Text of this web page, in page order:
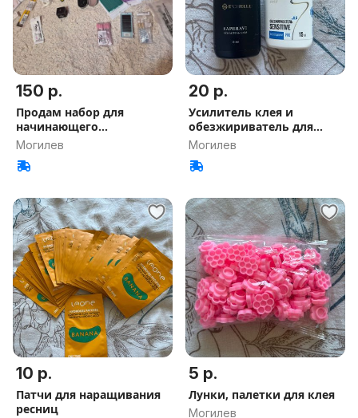
150 р.
Продам набор для
начинающего
лэшмейкера
Могилев
20 р.
Усилитель клея и
обезжириватель для
наращивания
Могилев
10 р.
Патчи для наращивания
ресниц
5 р.
Лунки, палетки для клея
Могилев